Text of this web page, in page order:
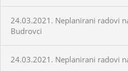
24.03.2021. Neplanirani radovi
Budrovci
24.03.2021. Neplanirani radovi